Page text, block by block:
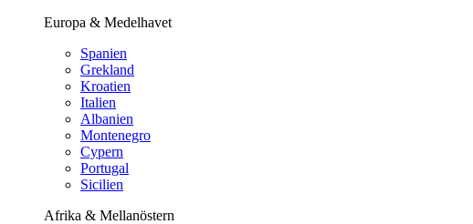
Europa & Medelhavet
Spanien
Grekland
Kroatien
Italien
Albanien
Montenegro
Cypern
Portugal
Sicilien
Afrika & Mellanöstern